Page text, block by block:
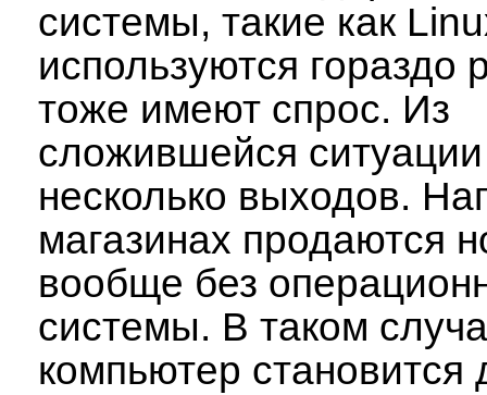
системы, такие как
используются гораздо
тоже имеют спрос. Из
сложившейся ситуации
несколько выходов.
магазинах продаются
вообще без
системы. В таком
компьютер